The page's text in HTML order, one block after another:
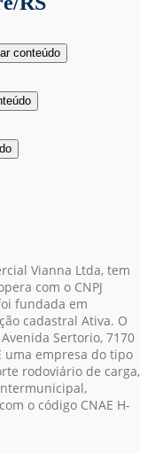
Vianna Ltda, tem
com o CNPJ
fundada em
cadastral Ativa. O
Sertorio, 7170
uma empresa do tipo
rodoviário de carga,
o código CNAE H-